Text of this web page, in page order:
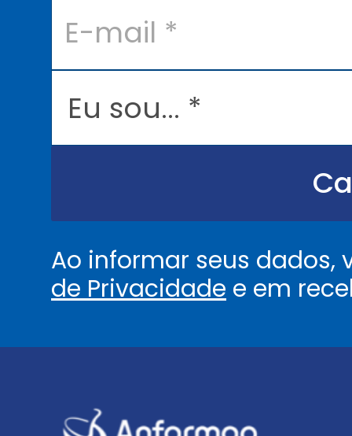
lE
.
Ao informar seus
de Privacidade e em